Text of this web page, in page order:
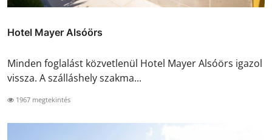
Hotel Mayer Alsóörs
Minden foglalást közvetlenül Hotel Mayer Alsóörs igazol
vissza. A szálláshely szakma...
1967 megtekintés